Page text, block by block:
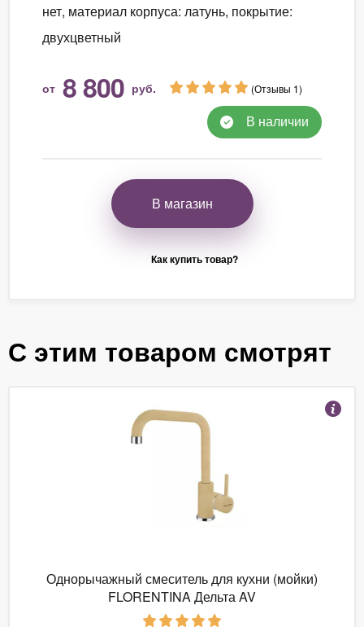
нет, материал корпуса: латунь, покрытие:
двухцветный
от 8 800 руб. (Отзывы 1)
В наличии
В магазин
Как купить товар?
С этим товаром смотрят
Однорычажный смеситель для кухни (мойки)
FLORENTINA Дельта AV